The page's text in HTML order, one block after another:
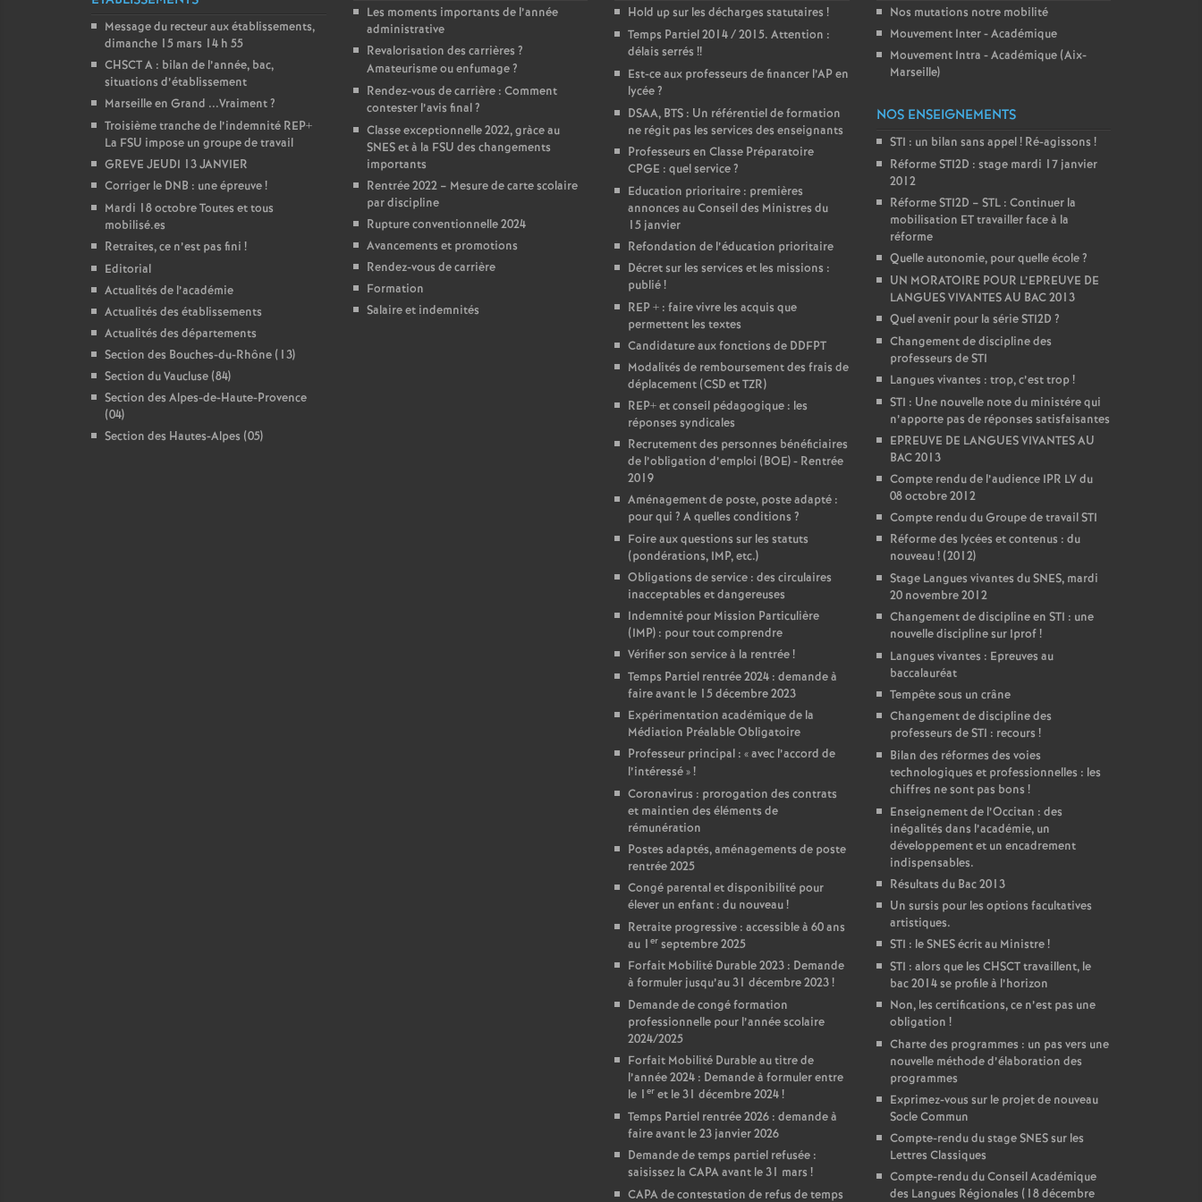
e
m
e
n
t
s
Message du recteur aux établissements,
dimanche 15 mars 14 h 55
CHSCT A : bilan de l’année, bac,
situations d’établissement
Marseille en Grand ...Vraiment?
Troisième tranche de l’indemnité REP+
La FSU impose un groupe de travail
GREVE JEUDI 13 JANVIER
Corriger le DNB : une épreuve!
Mardi 18 octobre Toutes et tous
mobilisé.es
Retraites, ce n’est pas fini !
Editorial
Actualités de l’académie
Actualités des établissements
Actualités des départements
Section des Bouches-du-Rhône (13)
Section du Vaucluse (84)
Section des Alpes-de-Haute-Provence
(04)
Section des Hautes-Alpes (05)
Les moments importants de l’année
administrative
Revalorisation des carrières ?
Amateurisme ou enfumage?
Rendez-vous de carrière : Comment
contester l’avis final?
Classe exceptionnelle 2022, gràce au
SNES et à la FSU des changements
importants
Rentrée 2022 – Mesure de carte scolaire
par discipline
Rupture conventionnelle 2024
Avancements et promotions
Rendez-vous de carrière
Formation
Salaire et indemnités
Hold up sur les décharges statutaires !
Temps Partiel 2014 / 2015. Attention :
délais serrés !!
Est-ce aux professeurs de financer l’AP en
lycée?
DSAA, BTS : Un référentiel de formation
ne régit pas les services des enseignants
Professeurs en Classe Préparatoire
CPGE : quel service?
Education prioritaire : premières
annonces au Conseil des Ministres du
15 janvier
Refondation de l’éducation prioritaire
Décret sur les services et les missions :
publié!
REP + : faire vivre les acquis que
permettent les textes
Candidature aux fonctions de DDFPT
Modalités de remboursement des frais de
déplacement (CSD et TZR)
REP+ et conseil pédagogique : les
réponses syndicales
Recrutement des personnes bénéficiaires
de l’obligation d’emploi (BOE) - Rentrée
2019
Aménagement de poste, poste adapté :
pour qui ? A quelles conditions ?
Foire aux questions sur les statuts
(pondérations, IMP, etc.)
Obligations de service : des circulaires
inacceptables et dangereuses
Indemnité pour Mission Particulière
(IMP) : pour tout comprendre
Vérifier son service à la rentrée!
Temps Partiel rentrée 2024 : demande à
faire avant le 15 décembre 2023
Expérimentation académique de la
Médiation Préalable Obligatoire
Professeur principal : «avec l’accord de
l’intéressé»!
Coronavirus : prorogation des contrats
et maintien des éléments de
rémunération
Postes adaptés, aménagements de poste
rentrée 2025
Congé parental et disponibilité pour
élever un enfant : du nouveau!
Retraite progressive : accessible à 60 ans
au 1 er septembre 2025
Forfait Mobilité Durable 2023 : Demande
à formuler jusqu’au 31 décembre 2023!
Demande de congé formation
professionnelle pour l’année scolaire
2024/2025
Forfait Mobilité Durable au titre de
l’année 2024 : Demande à formuler entre
le 1 er et le 31 décembre 2024!
Temps Partiel rentrée 2026 : demande à
faire avant le 23 janvier 2026
Demande de temps partiel refusée :
saisissez la CAPA avant le 31 mars !
CAPA de contestation de refus de temps
Nos mutations notre mobilité
Mouvement Inter - Académique
Mouvement Intra - Académique (Aix-
Marseille)
NOS ENSEIGNEMENTS
STI : un bilan sans appel! Ré-agissons !
Réforme STI2D : stage mardi 17 janvier
2012
Réforme STI2D – STL : Continuer la
mobilisation ET travailler face à la
réforme
Quelle autonomie, pour quelle école?
UN MORATOIRE POUR L’EPREUVE DE
LANGUES VIVANTES AU BAC 2013
Quel avenir pour la série STI2D ?
Changement de discipline des
professeurs de STI
Langues vivantes : trop, c’est trop!
STI : Une nouvelle note du ministére qui
n’apporte pas de réponses satisfaisantes
EPREUVE DE LANGUES VIVANTES AU
BAC 2013
Compte rendu de l’audience IPR LV du
08 octobre 2012
Compte rendu du Groupe de travail STI
Réforme des lycées et contenus : du
nouveau! (2012)
Stage Langues vivantes du SNES, mardi
20 novembre 2012
Changement de discipline en STI : une
nouvelle discipline sur Iprof!
Langues vivantes : Epreuves au
baccalauréat
Tempête sous un crâne
Changement de discipline des
professeurs de STI : recours !
Bilan des réformes des voies
technologiques et professionnelles : les
chiffres ne sont pas bons !
Enseignement de l’Occitan : des
inégalités dans l’académie, un
développement et un encadrement
indispensables.
Résultats du Bac 2013
Un sursis pour les options facultatives
artistiques.
STI : le SNES écrit au Ministre!
STI : alors que les CHSCT travaillent, le
bac 2014 se profile à l’horizon
Non, les certifications, ce n’est pas une
obligation !
Charte des programmes : un pas vers une
nouvelle méthode d’élaboration des
programmes
Exprimez-vous sur le projet de nouveau
Socle Commun
Compte-rendu du stage SNES sur les
Lettres Classiques
Compte-rendu du Conseil Académique
des Langues Régionales (18 décembre